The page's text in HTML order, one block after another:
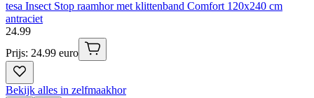
tesa Insect Stop raamhor met klittenband Comfort 120x240 cm
antraciet
24.99
Prijs: 24.99 euro
Bekijk alles in zelfmaakhor